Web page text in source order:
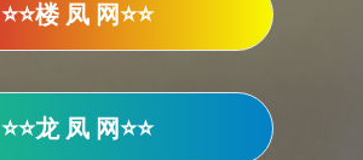
⭐⭐楼 凤 网⭐⭐
⭐⭐龙 凤 网⭐⭐